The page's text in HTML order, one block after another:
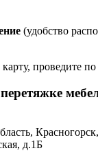
(удобство
проведите
д.1Б